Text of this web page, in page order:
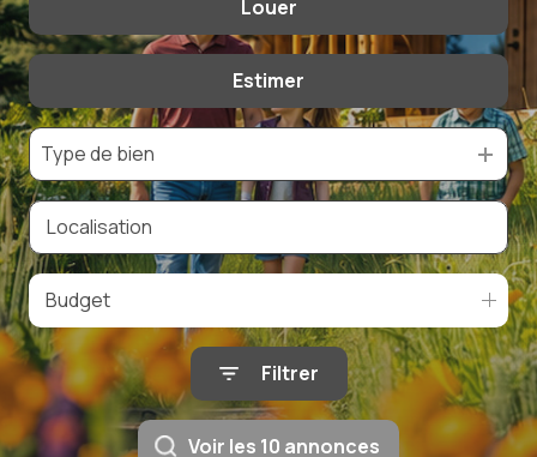
De l'immo pro
Louer
Estimer
Type de bien
Budget
Filtrer
Voir les 10 annonces